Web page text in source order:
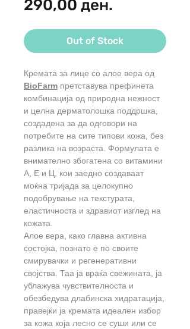
290,00 ден.
Out of Stock
Кремата за лице со алое вера од
BioFarm претставува префинета
комбинација од природна нежност
и целна дерматолошка поддршка,
создадена за да одговори на
потребите на сите типови кожа, без
разлика на возраста. Формулата е
внимателно збогатена со витамини
А, Е и Ц, кои заедно создаваат
моќна тријада за целокупно
подобрување на текстурата,
еластичноста и здравиот изглед на
кожата.
Алое вера, како главна активна
состојка, познато е по своите
смирувачки и регенеративни
својства. Таа ја враќа свежината, ја
ублажува чувствителноста и
обезбедува длабинска хидратација,
правејќи ја кремата идеален избор
за кожа која лесно се суши или се